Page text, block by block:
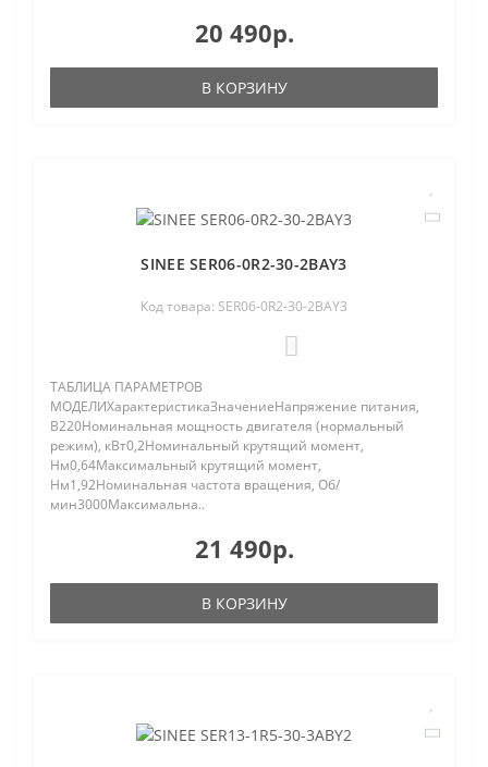
20 490р.
В КОРЗИНУ
SINEE SER06-0R2-30-2BAY3
Код товара: SER06-0R2-30-2BAY3
ТАБЛИЦА ПАРАМЕТРОВ
МОДЕЛИХарактеристикаЗначениеНапряжение питания,
В220Номинальная мощность двигателя (нормальный
режим), кВт0,2Номинальный крутящий момент,
Нм0,64Максимальный крутящий момент,
Нм1,92Номинальная частота вращения, Об/
мин3000Максимальна..
21 490р.
В КОРЗИНУ